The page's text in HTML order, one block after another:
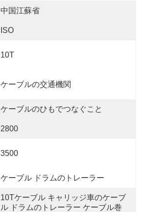
中国江蘇省
ISO
10T
ケーブルの交通機関
ケーブルのひもでつなぐこと
2800
3500
ケーブル ドラムのトレーラー
10Tケーブル キャリッジ車のケーブ
ル ドラムのトレーラー ケーブル巻